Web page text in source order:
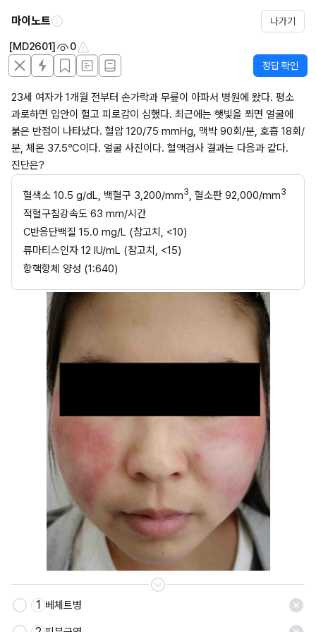
마이노트 나가기
[MD2601] 0
정답 확인
23세 여자가 1개월 전부터 손가락과 무릎이 아파서 병원에 왔다. 평소
과로하면 입안이 헐고 피로감이 심했다. 최근에는 햇빛을 쬐면 얼굴에
붉은 반점이 나타났다. 혈압 120/75 mmHg, 맥박 90회/분, 호흡 18회/
분, 체온 37.5℃이다. 얼굴 사진이다. 혈액검사 결과는 다음과 같다.
진단은?
혈색소 10.5 g/dL, 백혈구 3,200/mm3, 혈소판 92,000/mm3
적혈구침강속도 63 mm/시간
C반응단백질 15.0 mg/L (참고치, <10)
류마티스인자 12 IU/mL (참고치, <15)
항핵항체 양성 (1:640)
저장
1 베체트병